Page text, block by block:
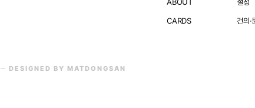
CARDS
건의·
─ DESIGNED BY MATDONGSAN